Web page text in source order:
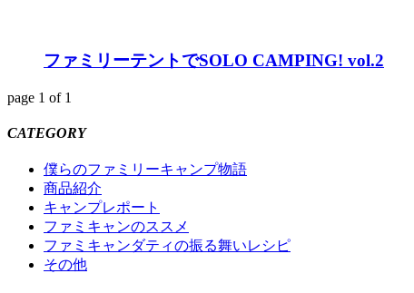
ファミリーテントでSOLO CAMPING! vol.2
page 1 of 1
CATEGORY
僕らのファミリーキャンプ物語
商品紹介
キャンプレポート
ファミキャンのススメ
ファミキャンダティの振る舞いレシピ
その他